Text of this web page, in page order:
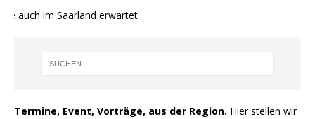
auch im Saarland erwartet
Termine, Event, Vorträge, aus der Region. Hier stellen wir